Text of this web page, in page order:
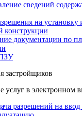
сведений
на установку
конструкции
документации по
застройщиков
услуг в электронном
разрешений на ввод